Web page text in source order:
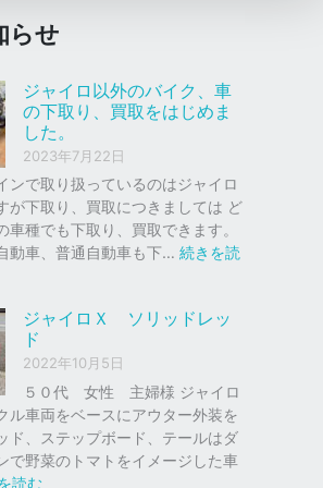
らせ
ジャイロ以外のバイク、車
の下取り、買取をはじめま
した。
2023年7月22日
ンで取り扱っているのはジャイロ
が下取り、買取につきましては ど
車種でも下取り、買取できます。
動車、普通自動車も下… 続きを読
ジャイロＸ ソリッドレッ
ド
2022年10月5日
５０代 女性 主婦様 ジャイロ
車両をベースにアウター外装を
ド、ステップボード、テールはダ
で野菜のトマトをイメージした車
読む: